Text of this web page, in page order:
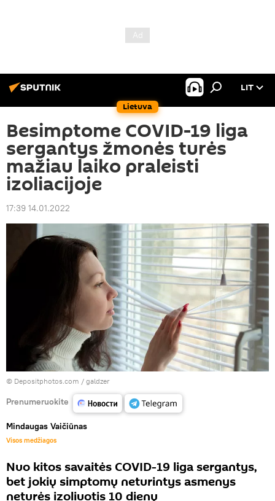
Lietuva
LIT
Besimptome COVID-19 liga
sergantys žmonės turės
mažiau laiko praleisti
izoliacijoje
17:39 14.01.2022
© Depositphotos.com / galdzer
Prenumeruokite
Mindaugas Vaičiūnas
Visos medžiagos
Nuo kitos savaitės COVID-19 liga sergantys,
bet jokių simptomų neturintys asmenys
neturės izoliuotis 10 dienų